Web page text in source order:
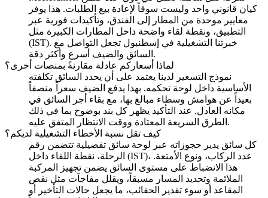
كيان قانوني واحد وليست سوقاً لإعادة بيع الطلبات. هذا يوفر
معايير موحدة من المطار إلى الفندق، وتأكيدات فورية عبر
التطبيق، ونقطة لقاء واضحة داخل المطارات الكبيرة مثل
(IST). خبرتنا التشغيلية في إسطنبول تجعل التواصل مع
السائق والضيف أسرع وأكثر دقة.
لماذا أسعاركم عادلة مقارنةً بمنصات أخرى؟
نموذج التسعير لدينا يعتمد على أن يحدد السائق تكلفته
الأساسية داخل لوحة تحكمه. بهذا يدفع الضيف سعراً منصفاً
بعيداً عن هوامش وسطاء مبالغ بها، مع بقاء أجر السائق في
مكانه العادل. عند التأكيد يظهر كل بند بوضوح بما في ذلك
الطرق السريعة المعتادة ووقت الانتظار المتفق عليه.
كيف تقل نسبة الأخطاء التشغيلية لديكم؟
كل سائق يدير حجوزاته عبر لوحة سائق تفصيلية تتضمن رقم
الرحلة، نقطة اللقاء داخل (IST)، عدد الركاب، ونوع الأمتعة.
هذا الانضباط على مستوى السائق يضمن تجهيز المركبة
الملائمة وتحديد المسار مسبقاً، ويقلل مفاجآت مثل نقص
المقاعد أو سوء تقدير الحقائب، ما يجعل حالات التأخير أو